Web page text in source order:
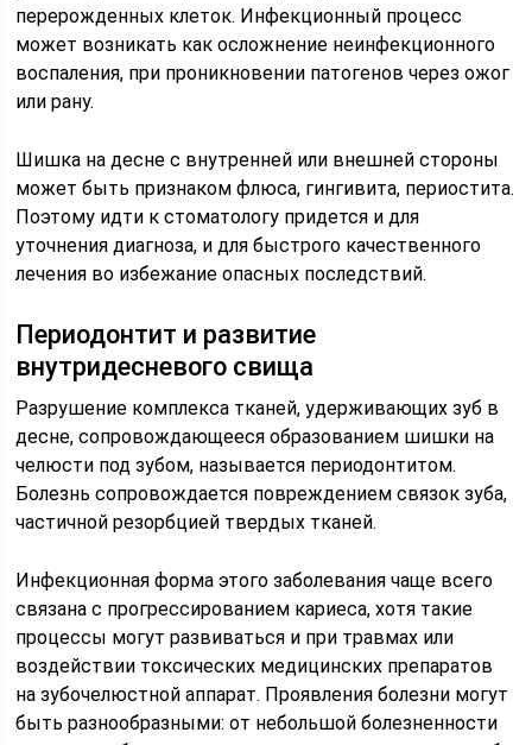
перерожденных клеток. Инфекционный процесс
может возникать как осложнение неинфекционного
воспаления, при проникновении патогенов через ожог
или рану.
Шишка на десне с внутренней или внешней стороны
может быть признаком флюса, гингивита, периостита.
Поэтому идти к стоматологу придется и для
уточнения диагноза, и для быстрого качественного
лечения во избежание опасных последствий.
Периодонтит и развитие
внутридесневого свища
Разрушение комплекса тканей, удерживающих зуб в
десне, сопровождающееся образованием шишки на
челюсти под зубом, называется периодонтитом.
Болезнь сопровождается повреждением связок зуба,
частичной резорбцией твердых тканей.
Инфекционная форма этого заболевания чаще всего
связана с прогрессированием кариеса, хотя такие
процессы могут развиваться и при травмах или
воздействии токсических медицинских препаратов
на зубочелюстной аппарат. Проявления болезни могут
быть разнообразными: от небольшой болезненности